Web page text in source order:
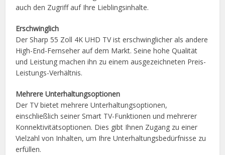
auch den Zugriff auf Ihre Lieblingsinhalte.
Erschwinglich
Der Sharp 55 Zoll 4K UHD TV ist erschwinglicher als andere
High-End-Fernseher auf dem Markt. Seine hohe Qualität
und Leistung machen ihn zu einem ausgezeichneten Preis-
Leistungs-Verhältnis.
Mehrere Unterhaltungsoptionen
Der TV bietet mehrere Unterhaltungsoptionen,
einschließlich seiner Smart TV-Funktionen und mehrerer
Konnektivitätsoptionen. Dies gibt Ihnen Zugang zu einer
Vielzahl von Inhalten, um Ihre Unterhaltungsbedürfnisse zu
erfüllen.